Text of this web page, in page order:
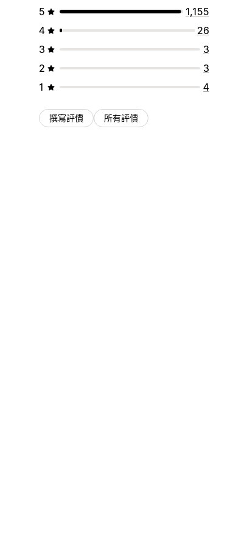
5
1,155
4
26
3
3
2
3
1
4
撰寫評價 所有評價